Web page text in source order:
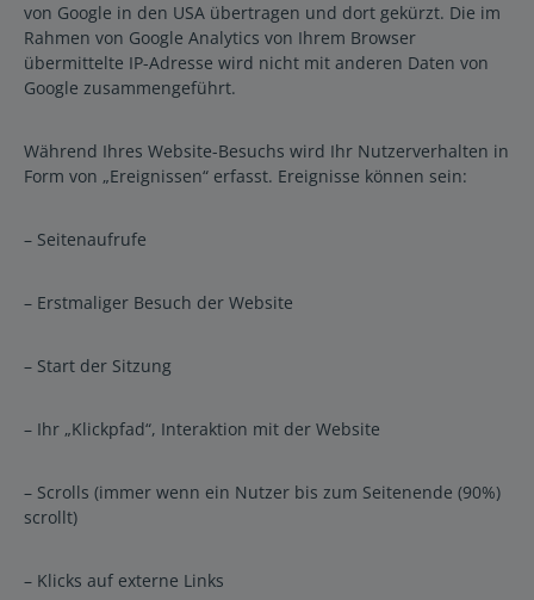
von Google in den USA übertragen und dort gekürzt. Die im
Rahmen von Google Analytics von Ihrem Browser
übermittelte IP-Adresse wird nicht mit anderen Daten von
Google zusammengeführt.
Während Ihres Website-Besuchs wird Ihr Nutzerverhalten in
Form von „Ereignissen“ erfasst. Ereignisse können sein:
– Seitenaufrufe
– Erstmaliger Besuch der Website
– Start der Sitzung
– Ihr „Klickpfad“, Interaktion mit der Website
– Scrolls (immer wenn ein Nutzer bis zum Seitenende (90%)
scrollt)
– Klicks auf externe Links